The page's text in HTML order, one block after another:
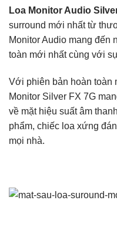
Loa Monitor Audio
surround mới nhất từ
Monitor Audio mang đến
toàn mới nhất cùng với
Với phiên bản hoàn toàn
Monitor Silver FX 7G
về mặt hiệu suất âm
phẩm, chiếc loa xứng
mọi nhà.